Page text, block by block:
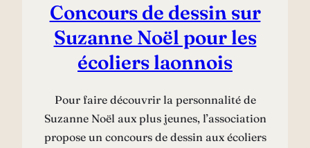
Concours de dessin sur
Suzanne Noël pour les
écoliers laonnois
Pour faire découvrir la personnalité de
Suzanne Noël aux plus jeunes, l’association
propose un concours de dessin aux écoliers